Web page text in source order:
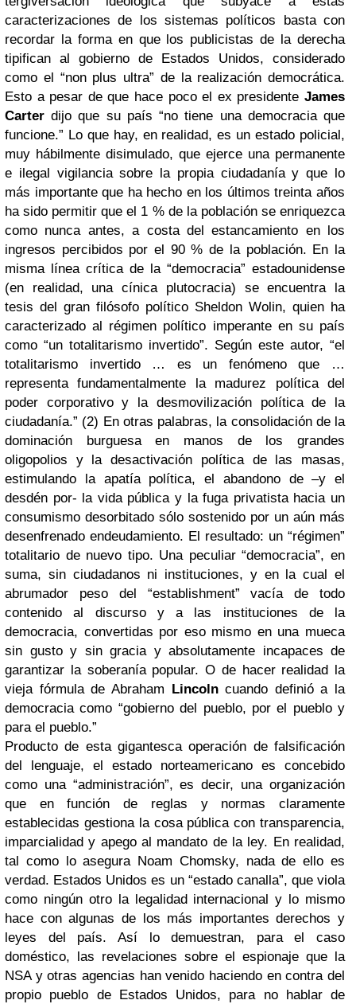
caracterizaciones de los sistemas políticos basta con
recordar la forma en que los publicistas de la derecha
tipifican al gobierno de Estados Unidos, considerado
como el “non plus ultra” de la realización democrática.
Esto a pesar de que hace poco el ex presidente James
Carter dijo que su país “no tiene una democracia que
funcione.” Lo que hay, en realidad, es un estado policial,
muy hábilmente disimulado, que ejerce una permanente
e ilegal vigilancia sobre la propia ciudadanía y que lo
más importante que ha hecho en los últimos treinta años
ha sido permitir que el 1 % de la población se enriquezca
como nunca antes, a costa del estancamiento en los
ingresos percibidos por el 90 % de la población. En la
misma línea crítica de la “democracia” estadounidense
(en realidad, una cínica plutocracia) se encuentra la
tesis del gran filósofo político Sheldon Wolin, quien ha
caracterizado al régimen político imperante en su país
como “un totalitarismo invertido”. Según este autor, “el
totalitarismo invertido … es un fenómeno que …
representa fundamentalmente la madurez política del
poder corporativo y la desmovilización política de la
ciudadanía.” (2) En otras palabras, la consolidación de la
dominación burguesa en manos de los grandes
oligopolios y la desactivación política de las masas,
estimulando la apatía política, el abandono de –y el
desdén por- la vida pública y la fuga privatista hacia un
consumismo desorbitado sólo sostenido por un aún más
desenfrenado endeudamiento. El resultado: un “régimen”
totalitario de nuevo tipo. Una peculiar “democracia”, en
suma, sin ciudadanos ni instituciones, y en la cual el
abrumador peso del “establishment” vacía de todo
contenido al discurso y a las instituciones de la
democracia, convertidas por eso mismo en una mueca
sin gusto y sin gracia y absolutamente incapaces de
garantizar la soberanía popular. O de hacer realidad la
vieja fórmula de Abraham Lincolncuando definió a la
democracia como “gobierno del pueblo, por el pueblo y
para el pueblo.”
Producto de esta gigantesca operación de falsificación
del lenguaje, el estado norteamericano es concebido
como una “administración”, es decir, una organización
que en función de reglas y normas claramente
establecidas gestiona la cosa pública con transparencia,
imparcialidad y apego al mandato de la ley. En realidad,
tal como lo asegura Noam Chomsky, nada de ello es
verdad. Estados Unidos es un “estado canalla”, que viola
como ningún otro la legalidad internacional y lo mismo
hace con algunas de los más importantes derechos y
leyes del país. Así lo demuestran, para el caso
doméstico, las revelaciones sobre el espionaje que la
NSA y otras agencias han venido haciendo en contra del
propio pueblo de Estados Unidos, para no hablar de